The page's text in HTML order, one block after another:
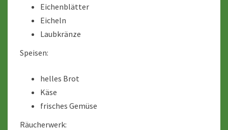
Eichenblätter
Eicheln
Laubkränze
Speisen:
helles Brot
Käse
frisches Gemüse
Räucherwerk: